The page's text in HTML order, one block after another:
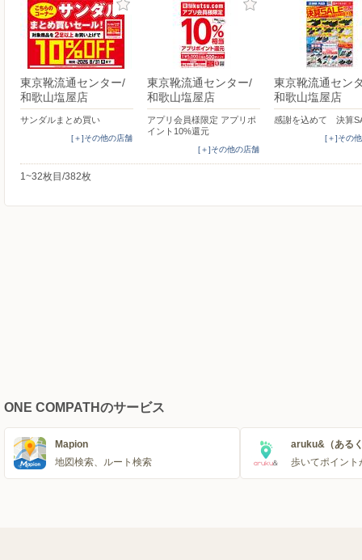
東京靴流通センター/
和歌山塩屋店
サンダルまとめ買い
[＋]その他の店舗
東京靴流通センター/
和歌山塩屋店
アプリ会員様限定 アプリポ
イント10%還元
[＋]その他の店舗
東京靴流通セン
和歌山塩屋店
感謝を込めて 決算
[＋]その
1~32枚目/382枚
ONE COMPATHのサービス
Mapion
地図検索、ルート検索
aruku&（ある
歩いてポイント